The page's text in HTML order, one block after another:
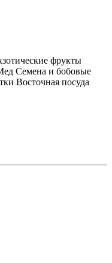
фрукты
Семена и бобовые
Восточная посуда